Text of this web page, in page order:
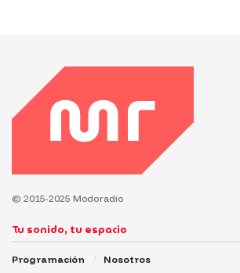
© 2015-2025 Modoradio
Tu sonido, tu espacio
Programación Nosotros